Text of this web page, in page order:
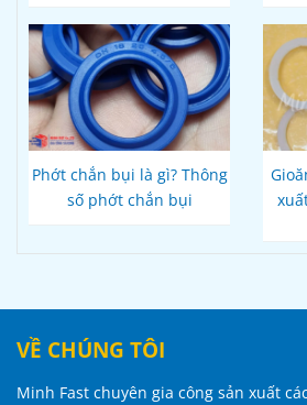
Phớt chắn bụi là gì? Thông
số phớt chắn bụi
VỀ CHÚNG TÔI
Minh Fast chuyên gia công sản xuất